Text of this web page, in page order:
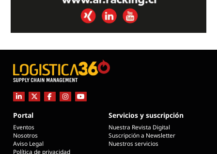
Portal
Eventos
Nosotros
Aviso Legal
Política de privacidad
Servicios y suscripción
Nuestra Revista Digital
Suscripción a Newsletter
Nuestros servicios